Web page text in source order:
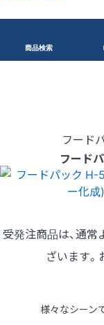
商品検索
フード
フード
受発注商品は、通常
ざいます
様々なシーン